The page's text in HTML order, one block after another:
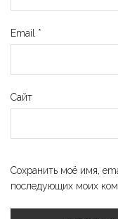
Email *
Сайт
Сохранить моё имя,
последующих моих